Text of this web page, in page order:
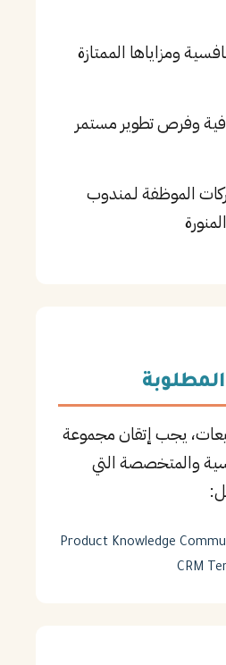
ومزاياها الممتازة
وفرص تطوير مستمر
الموظفة لـمندوب
يجب إتقان مجموعة
والمتخصصة التي
Product Knowledge
CRM